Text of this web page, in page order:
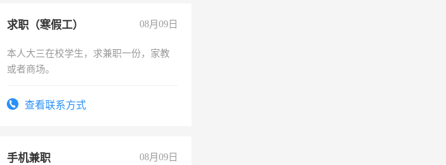
求职（寒假工） 08月09日
本人大三在校学生，求兼职一份，家教
或者商场。
查看联系方式
手机兼职 08月09日